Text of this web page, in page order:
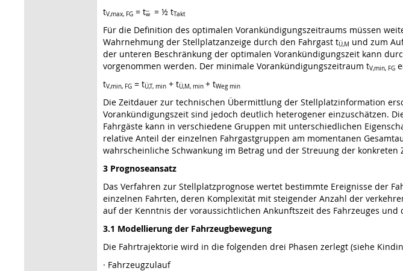
tV,max, FG = tw̅ = ½ tTakt
Für die Definition des optimalen Vorankündigungszeitraums müssen
Wahrnehmung der Stellplatzanzeige durch den Fahrgast tÜ,M und zum
der unteren Beschränkung der optimalen Vorankündigungszeit kann
vorgenommen werden. Der minimale Vorankündigungszeitraum tV,min, FG
tV,min, FG = tÜ,T, min + tÜ,M, min + tWeg min
Die Zeitdauer zur technischen Übermittlung der Stellplatzinformation
Vorankündigungszeit sind jedoch deutlich heterogener einzuschätzen.
Fahrgäste kann in verschiedene Gruppen mit unterschiedlichen
relative Anteil der einzelnen Fahrgastgruppen am momentanen
wahrscheinliche Schwankung im Betrag und der Streuung der
3 Prognoseansatz
Das Verfahren zur Stellplatzprognose wertet bestimmte Ereignisse der
einzelnen Fahrten, deren Komplexität mit steigender Anzahl der
auf der Kenntnis der voraussichtlichen Ankunftszeit des Fahrzeuges und
3.1 Modellierung der Fahrzeugbewegung
Die Fahrtrajektorie wird in die folgenden drei Phasen zerlegt (siehe
· Fahrzeugzulauf